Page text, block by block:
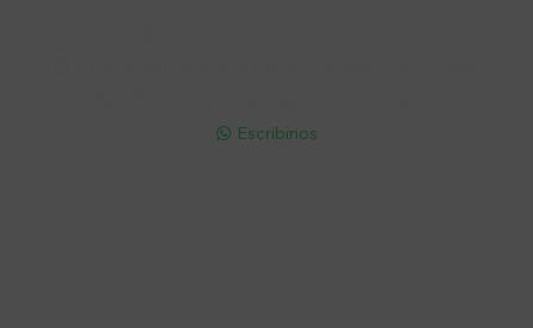
 Escribinos